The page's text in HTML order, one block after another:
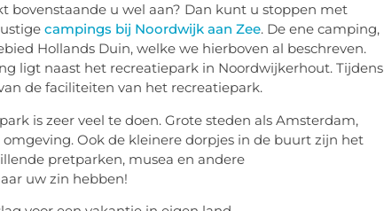
bovenstaande u wel aan? Dan kunt u stoppen met
campings bij Noordwijk aan Zee. De ene camping,
Hollands Duin, welke we hierboven al beschreven.
ligt naast het recreatiepark in Noordwijkerhout. Tijdens
de faciliteiten van het recreatiepark.
is zeer veel te doen. Grote steden als Amsterdam,
Ook de kleinere dorpjes in de buurt zijn het
pretparken, musea en andere
uw zin hebben!